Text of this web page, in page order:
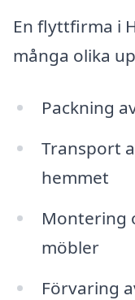
En flyttfirma i
många olika
Packning
Transport
hemmet
Montering
möbler
Förvaring